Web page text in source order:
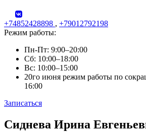
+74852428898 , +79012792198
Режим работы:
Пн-Пт: 9:00–20:00
Сб: 10:00–18:00
Вс: 10:00–15:00
20го июня режим работы по
16:00
Записаться
Skip
to
Сиднева Ирина